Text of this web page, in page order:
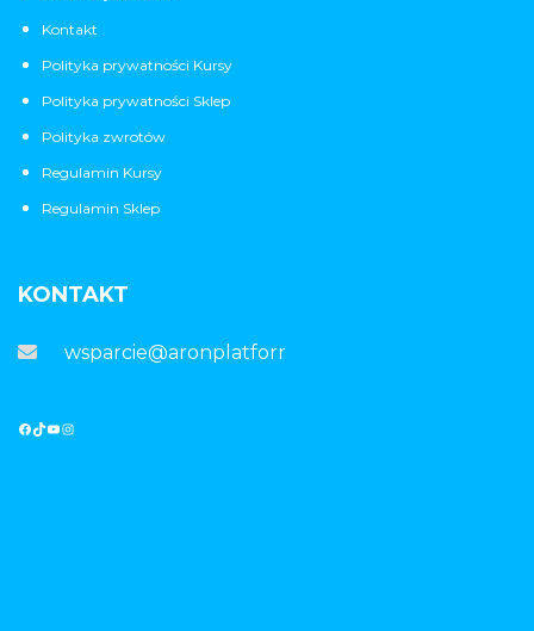
Kontakt
Polityka prywatności Kursy
Polityka prywatności Sklep
Polityka zwrotów
Regulamin Kursy
Regulamin Sklep
KONTAKT
wsparcie@aronplatforma.pl